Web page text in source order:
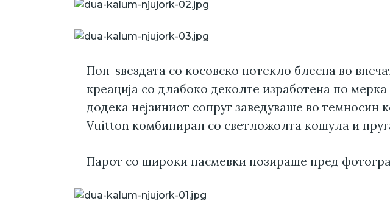
Поп-ѕвездата со косовско потекло блесна во
креација со длабоко деколте изработена по
додека нејзиниот сопруг заведуваше во темносин
Vuitton комбиниран со светложолта кошула и
Парот со широки насмевки позираше пред